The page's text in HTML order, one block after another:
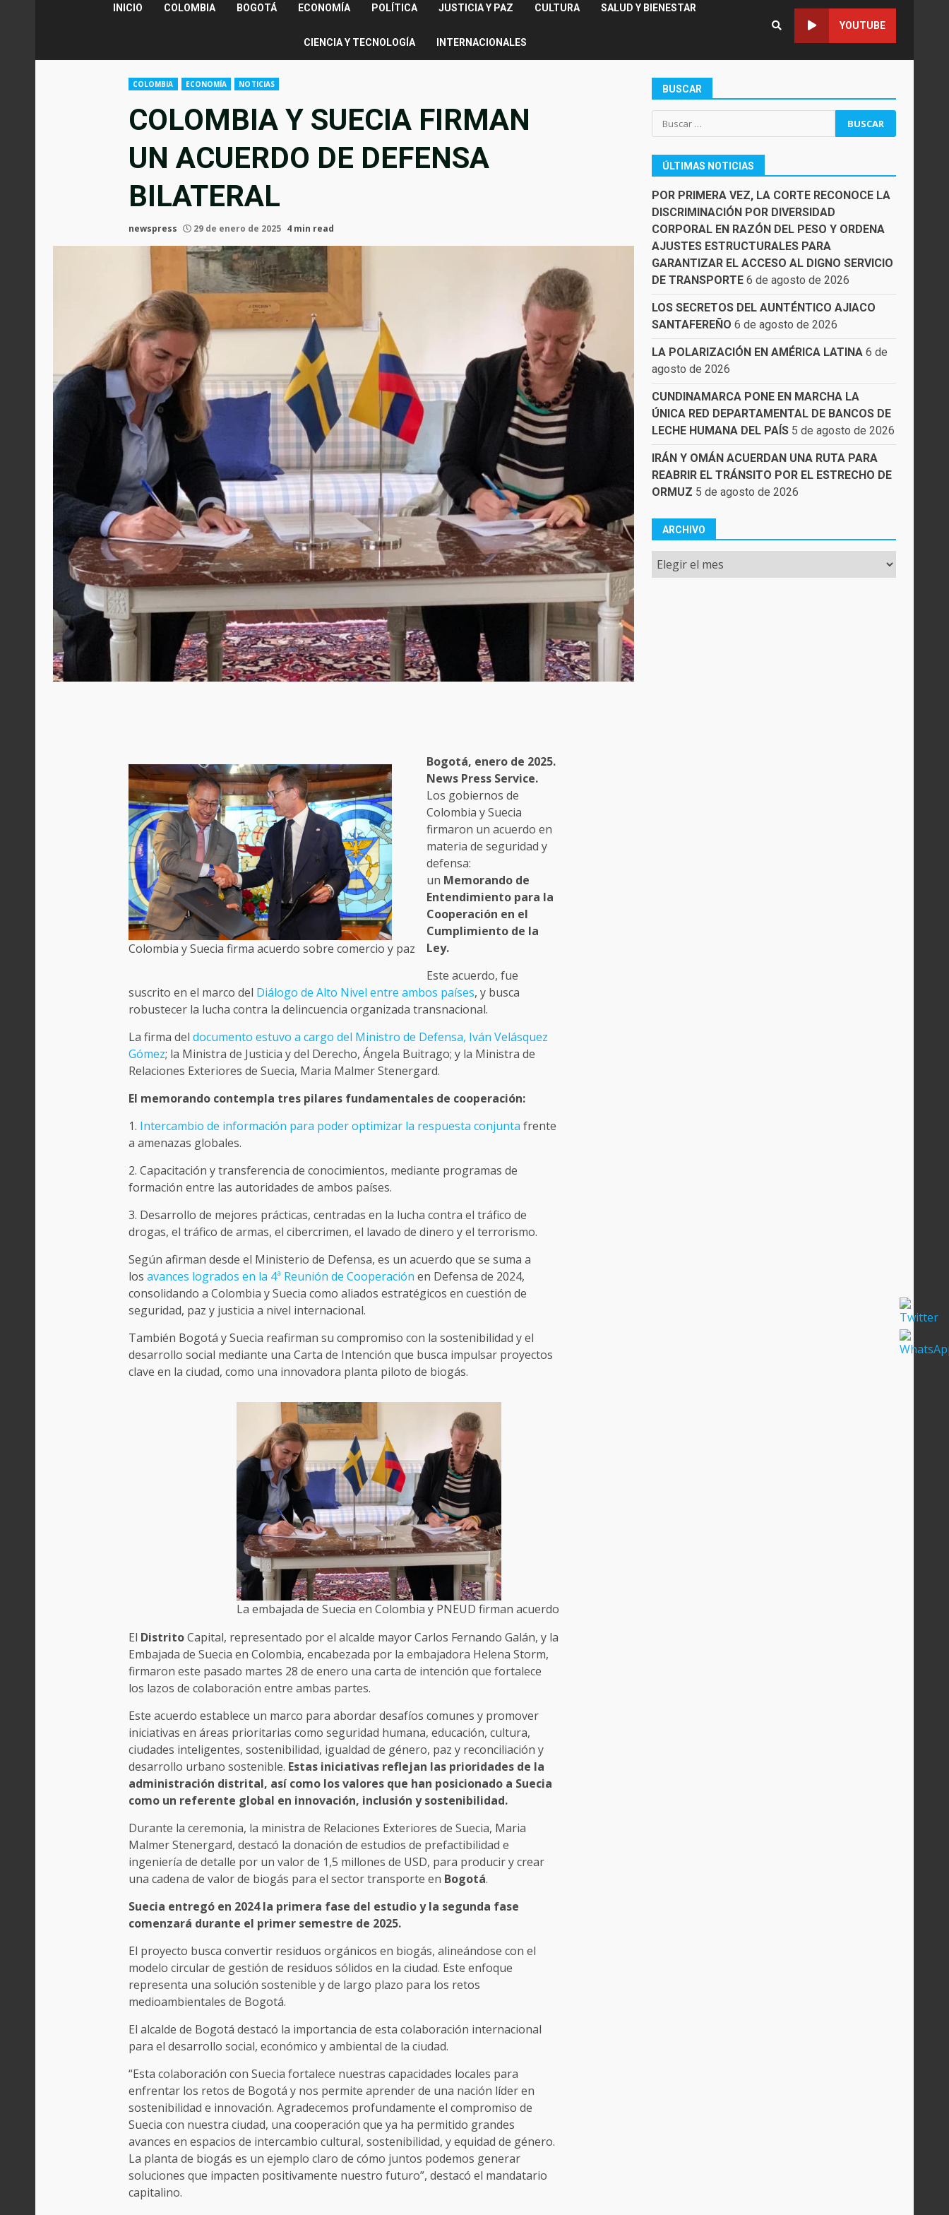
INICIO COLOMBIA BOGOTÁ ECONOMÍA POLÍTICA JUSTICIA Y PAZ CULTURA SALUD Y BIENESTAR
CIENCIA Y TECNOLOGÍA INTERNACIONALES
YOUTUBE
COLOMBIA ECONOMÍA NOTICIAS
COLOMBIA Y SUECIA FIRMAN
UN ACUERDO DE DEFENSA
BILATERAL
newspress 29 de enero de 2025 4 min read
Colombia y Suecia firma acuerdo sobre comercio y paz
Bogotá, enero de 2025.
News Press Service.
Los gobiernos de
Colombia y Suecia
firmaron un acuerdo en
materia de seguridad y
defensa:
un Memorando de
Entendimiento para la
Cooperación en el
Cumplimiento de la
Ley.
Este acuerdo, fue
suscrito en el marco del Diálogo de Alto Nivel entre ambos países, y busca
robustecer la lucha contra la delincuencia organizada transnacional.
La firma del documento estuvo a cargo del Ministro de Defensa, Iván Velásquez
Gómez; la Ministra de Justicia y del Derecho, Ángela Buitrago; y la Ministra de
Relaciones Exteriores de Suecia, Maria Malmer Stenergard.
El memorando contempla tres pilares fundamentales de cooperación:
1. Intercambio de información para poder optimizar la respuesta conjunta frente
a amenazas globales.
2. Capacitación y transferencia de conocimientos, mediante programas de
formación entre las autoridades de ambos países.
3. Desarrollo de mejores prácticas, centradas en la lucha contra el tráfico de
drogas, el tráfico de armas, el cibercrimen, el lavado de dinero y el terrorismo.
Según afirman desde el Ministerio de Defensa, es un acuerdo que se suma a
los avances logrados en la 4ª Reunión de Cooperación en Defensa de 2024,
consolidando a Colombia y Suecia como aliados estratégicos en cuestión de
seguridad, paz y justicia a nivel internacional.
También Bogotá y Suecia reafirman su compromiso con la sostenibilidad y el
desarrollo social mediante una Carta de Intención que busca impulsar proyectos
clave en la ciudad, como una innovadora planta piloto de biogás.
La embajada de Suecia en Colombia y PNEUD firman acuerdo
El DistritoCapital, representado por el alcalde mayor Carlos Fernando Galán, y la
Embajada de Suecia en Colombia, encabezada por la embajadora Helena Storm,
firmaron este pasado martes 28 de enero una carta de intención que fortalece
los lazos de colaboración entre ambas partes.
Este acuerdo establece un marco para abordar desafíos comunes y promover
iniciativas en áreas prioritarias como seguridad humana, educación, cultura,
ciudades inteligentes, sostenibilidad, igualdad de género, paz y reconciliación y
desarrollo urbano sostenible. Estas iniciativas reflejan las prioridades de la
administración distrital, así como los valores que han posicionado a Suecia
como un referente global en innovación, inclusión y sostenibilidad.
Durante la ceremonia, la ministra de Relaciones Exteriores de Suecia, Maria
Malmer Stenergard, destacó la donación de estudios de prefactibilidad e
ingeniería de detalle por un valor de 1,5 millones de USD, para producir y crear
una cadena de valor de biogás para el sector transporte en Bogotá.
Suecia entregó en 2024 la primera fase del estudio y la segunda fase
comenzará durante el primer semestre de 2025.
El proyecto busca convertir residuos orgánicos en biogás, alineándose con el
modelo circular de gestión de residuos sólidos en la ciudad. Este enfoque
representa una solución sostenible y de largo plazo para los retos
medioambientales de Bogotá.
El alcalde de Bogotá destacó la importancia de esta colaboración internacional
para el desarrollo social, económico y ambiental de la ciudad.
“Esta colaboración con Suecia fortalece nuestras capacidades locales para
enfrentar los retos de Bogotá y nos permite aprender de una nación líder en
sostenibilidad e innovación. Agradecemos profundamente el compromiso de
Suecia con nuestra ciudad, una cooperación que ya ha permitido grandes
avances en espacios de intercambio cultural, sostenibilidad, y equidad de género.
La planta de biogás es un ejemplo claro de cómo juntos podemos generar
soluciones que impacten positivamente nuestro futuro”, destacó el mandatario
capitalino.
BUSCAR
Buscar:
ÚLTIMAS NOTICIAS
POR PRIMERA VEZ, LA CORTE RECONOCE LA
DISCRIMINACIÓN POR DIVERSIDAD
CORPORAL EN RAZÓN DEL PESO Y ORDENA
AJUSTES ESTRUCTURALES PARA
GARANTIZAR EL ACCESO AL DIGNO SERVICIO
DE TRANSPORTE 6 de agosto de 2026
LOS SECRETOS DEL AUNTÉNTICO AJIACO
SANTAFEREÑO 6 de agosto de 2026
LA POLARIZACIÓN EN AMÉRICA LATINA 6 de
agosto de 2026
CUNDINAMARCA PONE EN MARCHA LA
ÚNICA RED DEPARTAMENTAL DE BANCOS DE
LECHE HUMANA DEL PAÍS 5 de agosto de 2026
IRÁN Y OMÁN ACUERDAN UNA RUTA PARA
REABRIR EL TRÁNSITO POR EL ESTRECHO DE
ORMUZ 5 de agosto de 2026
ARCHIVO
Archivo